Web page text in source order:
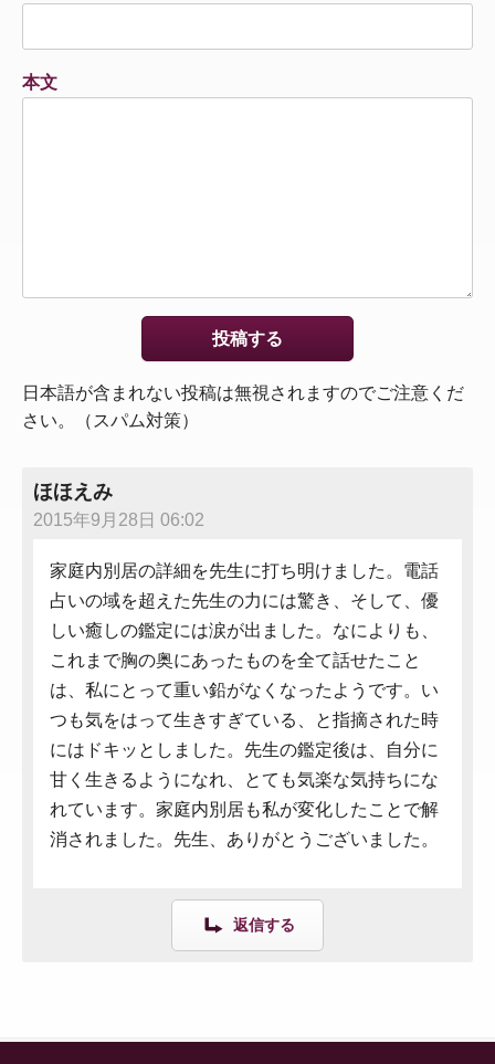
本文
日本語が含まれない投稿は無視されますのでご注意くだ
さい。（スパム対策）
ほほえみ
2015年9月28日 06:02
家庭内別居の詳細を先生に打ち明けました。電話
占いの域を超えた先生の力には驚き、そして、優
しい癒しの鑑定には涙が出ました。なによりも、
これまで胸の奥にあったものを全て話せたこと
は、私にとって重い鉛がなくなったようです。い
つも気をはって生きすぎている、と指摘された時
にはドキッとしました。先生の鑑定後は、自分に
甘く生きるようになれ、とても気楽な気持ちにな
れています。家庭内別居も私が変化したことで解
消されました。先生、ありがとうございました。
返信する